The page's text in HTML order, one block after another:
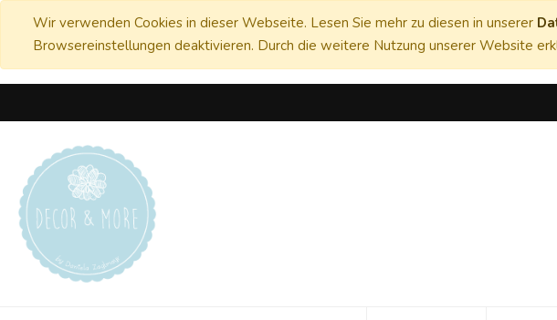
Wir verwenden Cookies in dieser Webseite. Lesen Sie mehr zu diesen in unserer
Browsereinstellungen deaktivieren. Durch die weitere Nutzung unserer Website